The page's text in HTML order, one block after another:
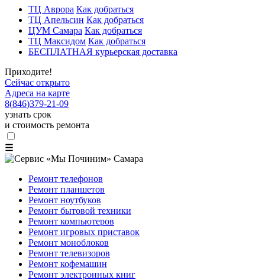
ТЦ Аврора Как добраться
ТЦ Апельсин Как добраться
ЦУМ Самара Как добраться
ТЦ Максидом Как добраться
БЕСПЛАТНАЯ курьерская доставка
Приходите!
Сейчас открыто
Адреса на карте
8(846)379-21-09
узнать срок
и стоимость ремонта
☰
Ремонт телефонов
Ремонт планшетов
Ремонт ноутбуков
Ремонт бытовой техники
Ремонт компьютеров
Ремонт игровых приставок
Ремонт моноблоков
Ремонт телевизоров
Ремонт кофемашин
Ремонт электронных книг